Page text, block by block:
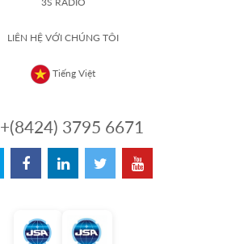
LIÊN HỆ VỚI CHÚNG TÔI
Tiếng Việt
+(8424) 3795 6671